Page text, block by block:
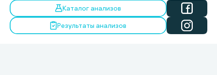
Каталог анализов
Результаты анализов